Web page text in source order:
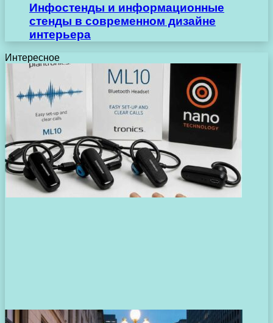
Инфостенды и информационные
стенды в современном дизайне
интерьера
Интересное